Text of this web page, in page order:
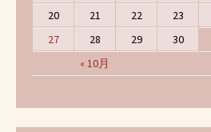
« 10月
20
21 22 23
27
28 29 30